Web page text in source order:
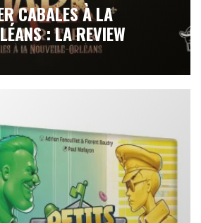
CABALES À LA
: LA REVIEW